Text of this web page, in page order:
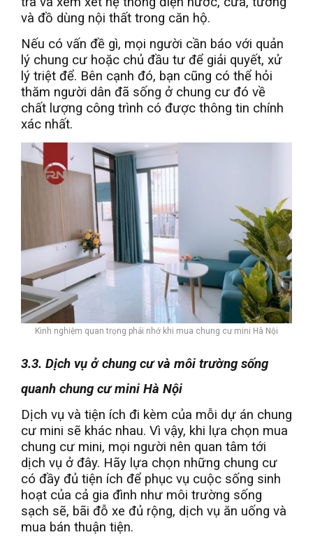
và đồ dùng nội thất trong căn hộ.
Nếu có vấn đề gì, mọi người cần báo với quản
lý chung cư hoặc chủ đầu tư để giải quyết, xử
lý triệt để. Bên cạnh đó, bạn cũng có thể hỏi
thăm người dân đã sống ở chung cư đó về
chất lượng công trình có được thông tin chính
xác nhất.
Kinh nghiệm quan trọng phải nhớ khi mua chung cư mini Hà Nội
3.3. Dịch vụ ở chung cư và môi trường sống
quanh chung cư mini Hà Nội
Dịch vụ và tiện ích đi kèm của mỗi dự án chung
cư mini sẽ khác nhau. Vì vậy, khi lựa chọn mua
chung cư mini, mọi người nên quan tâm tới
dịch vụ ở đây. Hãy lựa chọn những chung cư
có đầy đủ tiện ích để phục vụ cuộc sống sinh
hoạt của cả gia đình như môi trường sống
sạch sẽ, bãi đỗ xe đủ rộng, dịch vụ ăn uống và
mua bán thuận tiện.